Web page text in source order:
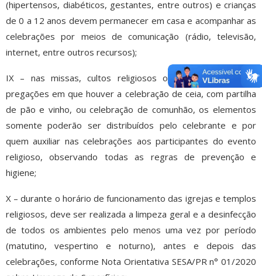
(hipertensos, diabéticos, gestantes, entre outros) e crianças
de 0 a 12 anos devem permanecer em casa e acompanhar as
celebrações por meios de comunicação (rádio, televisão,
internet, entre outros recursos);
IX – nas missas, cultos religiosos ou outras formas de
pregações em que houver a celebração de ceia, com partilha
de pão e vinho, ou celebração de comunhão, os elementos
somente poderão ser distribuídos pelo celebrante e por
quem auxiliar nas celebrações aos participantes do evento
religioso, observando todas as regras de prevenção e
higiene;
X – durante o horário de funcionamento das igrejas e templos
religiosos, deve ser realizada a limpeza geral e a desinfecção
de todos os ambientes pelo menos uma vez por período
(matutino, vespertino e noturno), antes e depois das
celebrações, conforme Nota Orientativa SESA/PR n° 01/2020